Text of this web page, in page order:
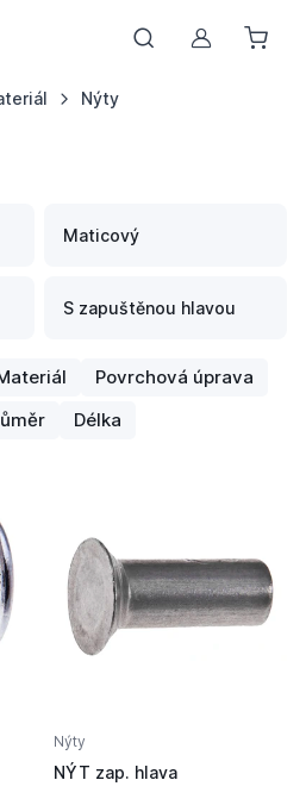
Můj účet
Nýty
Maticový
S zapuštěnou hlavou
Povrchová úprava
Délka
Nýty
NÝT zap. hlava